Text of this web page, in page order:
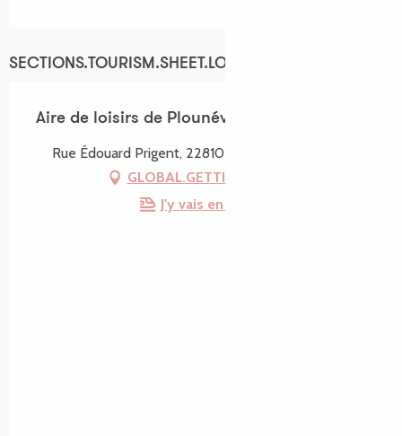
SECTIONS.TOURISM.SHEET.LOCATION
Aire de loisirs de Plounévez-Moëdec
Rue Édouard Prigent, 22810 Plounévez-Moëdec
GLOBAL.GETTING_THERE
J'y vais en train !